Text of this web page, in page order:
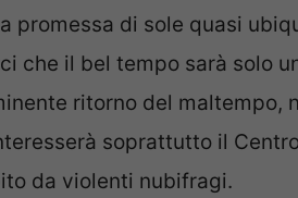
promessa di sole quasi
che il bel tempo sarà solo
ritorno del maltempo,
soprattutto il
da violenti nubifragi.